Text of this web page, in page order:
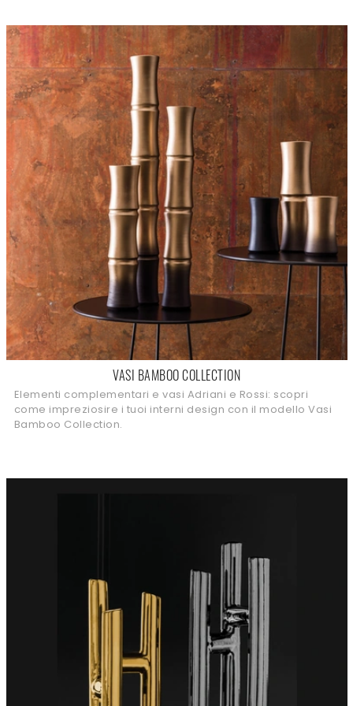
VASI BAMBOO COLLECTION
Elementi complementari e vasi Adriani e Rossi: scopri
come impreziosire i tuoi interni design con il modello Vasi
Bamboo Collection.